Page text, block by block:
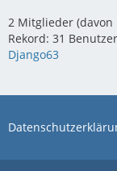
2 Mitglieder
Rekord: 31
Django63